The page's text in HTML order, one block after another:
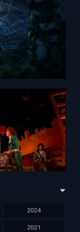
2024
2021